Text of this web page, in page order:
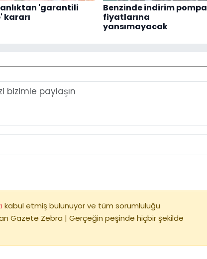
'garantili
kararı
Benzinde indirim pompa
fiyatlarına
yansımayacak
kabul etmiş bulunuyor ve tüm sorumluluğu
Gazete Zebra | Gerçeğin peşinde hiçbir şekilde